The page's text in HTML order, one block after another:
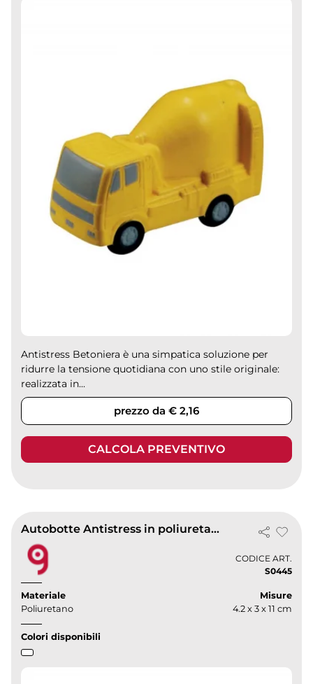
Antistress Betoniera è una simpatica soluzione per
ridurre la tensione quotidiana con uno stile originale:
realizzata in...
prezzo da € 2,16
CALCOLA PREVENTIVO
Autobotte Antistress in poliuretano 34g - Blu, tascabile -
CODICE ART.
S0445
Materiale
Poliuretano
Misure
4.2 x 3 x 11 cm
Colori disponibili